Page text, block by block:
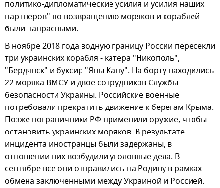
политико-дипломатические усилия и усилия наших
партнеров" по возвращению моряков и кораблей
были напрасными.
В ноябре 2018 года водную границу России пересекли
три украинских корабля - катера "Никополь",
"Бердянск" и буксир "Яны Капу". На борту находились
22 моряка ВМСУ и двое сотрудников Службы
безопасности Украины. Российские военные
потребовали прекратить движение к берегам Крыма.
Позже пограничники РФ применили оружие, чтобы
остановить украинских моряков. В результате
инцидента иностранцы были задержаны, в
отношении них возбудили уголовные дела. В
сентябре все они отправились на Родину в рамках
обмена заключенными между Украиной и Россией.